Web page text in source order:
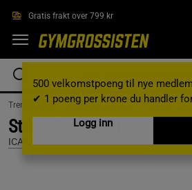
Gratis frakt over 799 kr
500 velkomstpoeng til nye
✔ 1 poeng per krone du handler
Logg inn
Treningsklær / Treningsklær herre / Treningsshorts
Stride Shorts, Black, XL
ICANIWILL